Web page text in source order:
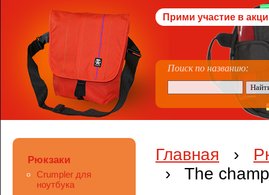
Прими участие в
Поиск по названию:
Рюкзаки
Crumpler для
ноутбука
Главная ›
› The champ